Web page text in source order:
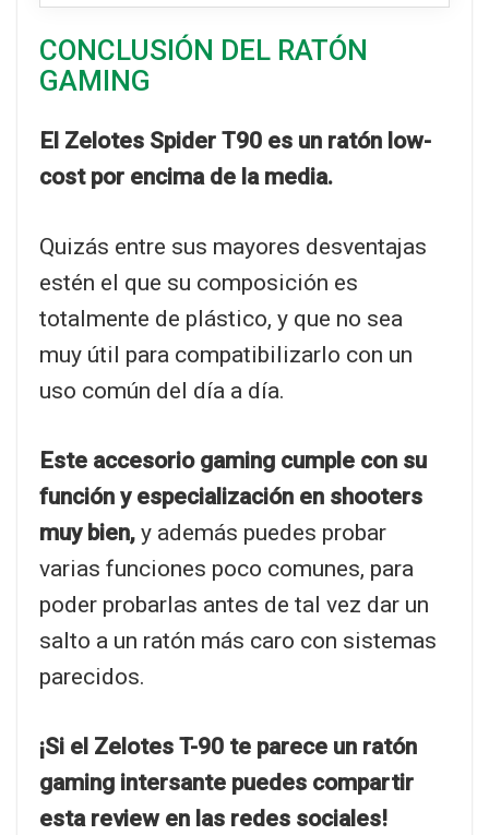
CONCLUSIÓN DEL RATÓN
GAMING
El Zelotes Spider T90 es un ratón low-
cost por encima de la media.
Quizás entre sus mayores desventajas
estén el que su composición es
totalmente de plástico, y que no sea
muy útil para compatibilizarlo con un
uso común del día a día.
Este accesorio gaming cumple con su
función y especialización en shooters
muy bien, y además puedes probar
varias funciones poco comunes, para
poder probarlas antes de tal vez dar un
salto a un ratón más caro con sistemas
parecidos.
¡Si el Zelotes T-90 te parece un ratón
gaming intersante puedes compartir
esta review en las redes sociales!